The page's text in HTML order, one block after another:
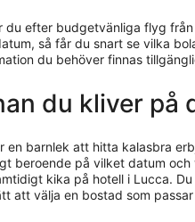
du efter budgetvänliga flyg
så får du snart se vilka
du behöver finnas
du kliver på
en barnlek att hitta kalasbra
beroende på vilket datum
kika på hotell i Lucca.
att välja en bostad som